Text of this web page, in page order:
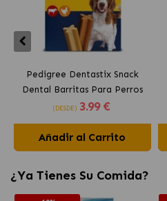
Pedigree Dentastix Snack
Dental Barritas Para Perros
Medianos 10-25 kg
(DESDE) 3.99 €
Añadir al Carrito
¿Ya Tienes Su Comida?